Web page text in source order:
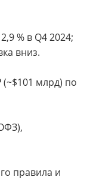
% в Q4 2024;
вниз.
млрд) по
правила и